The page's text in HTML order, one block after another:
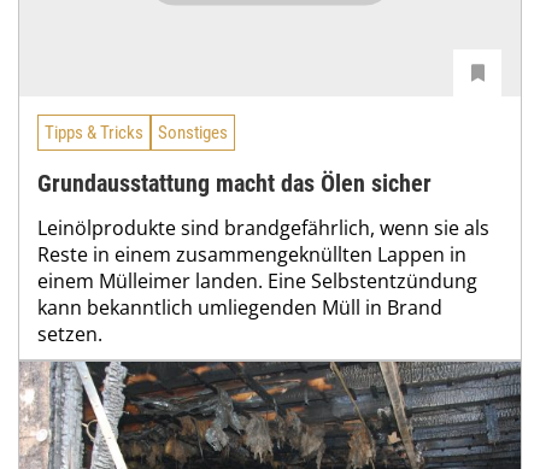
Tipps & Tricks Sonstiges
Grundausstattung macht das Ölen sicher
Leinölprodukte sind brandgefährlich, wenn sie als
Reste in einem zusammengeknüllten Lappen in
einem Mülleimer landen. Eine Selbstentzündung
kann bekanntlich umliegenden Müll in Brand
setzen.